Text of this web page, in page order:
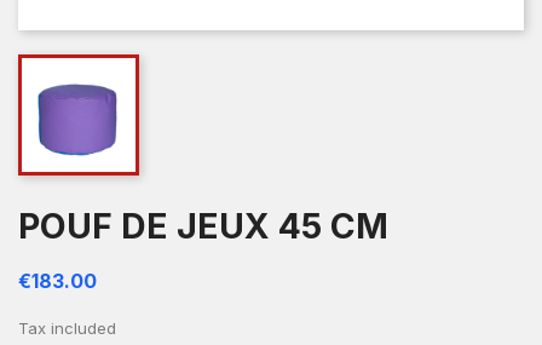
POUF DE JEUX 45 CM
€183.00
Tax included